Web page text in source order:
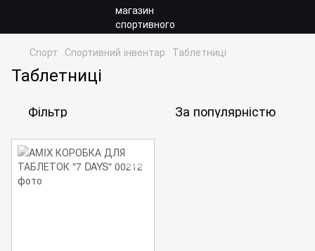
Спорт Спортивний інвентар Таблетниці
Таблетниці
Фільтр За популярністю